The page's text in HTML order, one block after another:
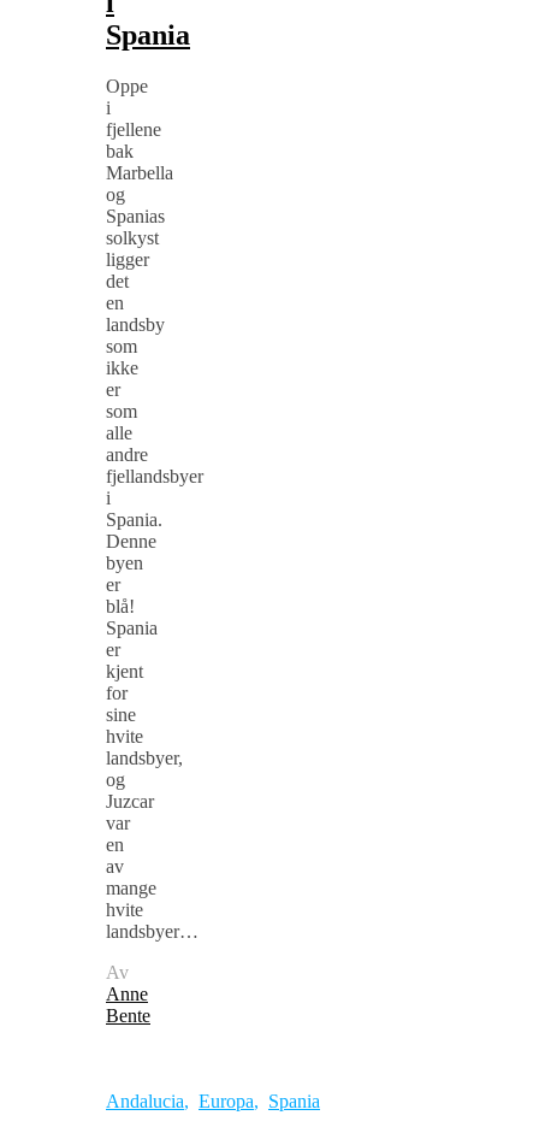
Spania
Oppe
i
fjellene
bak
Marbella
og
Spanias
solkyst
ligger
det
en
landsby
som
ikke
er
som
alle
andre
fjellandsbyer
i
Spania.
Denne
byen
er
blå!
Spania
er
kjent
for
sine
hvite
landsbyer,
og
Juzcar
var
en
av
mange
hvite
landsbyer…
Av
Anne
Bente
Andalucia, Europa, Spania